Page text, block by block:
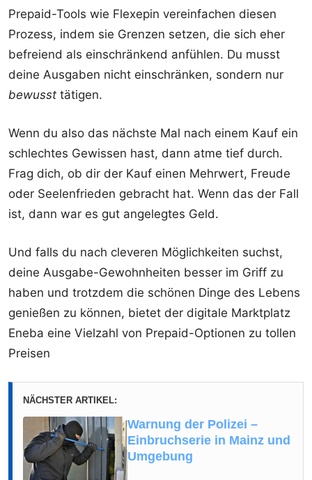
Prepaid-Tools wie Flexepin vereinfachen diesen
Prozess, indem sie Grenzen setzen, die sich eher
befreiend als einschränkend anfühlen. Du musst
deine Ausgaben nicht einschränken, sondern nur
bewusst tätigen.
Wenn du also das nächste Mal nach einem Kauf ein
schlechtes Gewissen hast, dann atme tief durch.
Frag dich, ob dir der Kauf einen Mehrwert, Freude
oder Seelenfrieden gebracht hat. Wenn das der Fall
ist, dann war es gut angelegtes Geld.
Und falls du nach cleveren Möglichkeiten suchst,
deine Ausgabe-Gewohnheiten besser im Griff zu
haben und trotzdem die schönen Dinge des Lebens
genießen zu können, bietet der digitale Marktplatz
Eneba eine Vielzahl von Prepaid-Optionen zu tollen
Preisen
NÄCHSTER ARTIKEL:
Warnung der Polizei –
Einbruchserie in Mainz und
Umgebung